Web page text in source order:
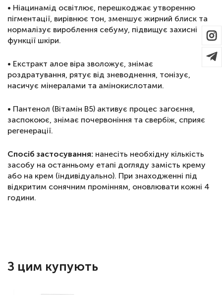
• Ніацинамід освітлює, перешкоджає утворенню
пігментації, вирівнює тон, зменшує жирний блиск та
нормалізує вироблення себуму, підвищує захисні
функції шкіри.
• Екстракт алое віра зволожує, знімає
роздратування, рятує від зневоднення, тонізує,
насичує мінералами та амінокислотами.
• Пантенол (Вітамін В5) активує процес загоєння,
заспокоює, знімає почервоніння та свербіж, сприяє
регенерації.
Спосіб застосування: нанесіть необхідну кількість
засобу на останньому етапі догляду замість крему
або на крем (індивідуально). При знаходженні під
відкритим сонячним промінням, оновлювати кожні 4
години.
З цим купують